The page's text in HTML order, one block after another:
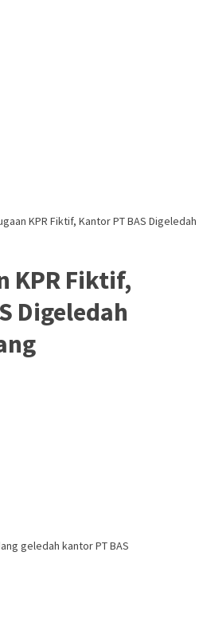
KPR Fiktif, Kantor PT BAS Digeledah
KPR Fiktif,
Digeledah
geledah kantor PT BAS